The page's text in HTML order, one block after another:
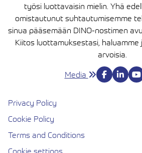
työsi luottavaisin mielin. Yhä
omistautunut suhtautumisemme
sinua pääsemään DINO-nostimen
Kiitos luottamuksestasi, haluamme
arvoisia.
Media
Privacy Policy
Cookie Policy
Terms and Conditions
Cookie settings